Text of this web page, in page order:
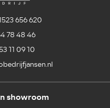
656 620
78 48 46
11 09 10
showroom